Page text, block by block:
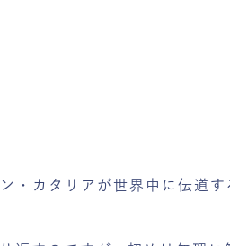
・カタリアが世界中に伝道す